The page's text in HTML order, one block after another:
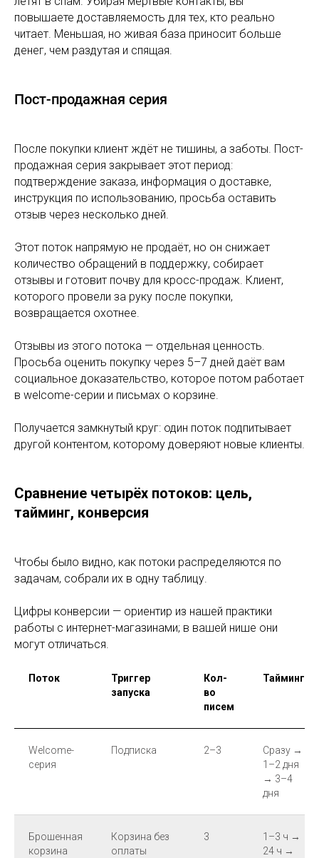
повышаете доставляемость для тех, кто реально
читает. Меньшая, но живая база приносит больше
денег, чем раздутая и спящая.
Пост-продажная серия
После покупки клиент ждёт не тишины, а заботы. Пост-
продажная серия закрывает этот период:
подтверждение заказа, информация о доставке,
инструкция по использованию, просьба оставить
отзыв через несколько дней.
Этот поток напрямую не продаёт, но он снижает
количество обращений в поддержку, собирает
отзывы и готовит почву для кросс-продаж. Клиент,
которого провели за руку после покупки,
возвращается охотнее.
Отзывы из этого потока — отдельная ценность.
Просьба оценить покупку через 5–7 дней даёт вам
социальное доказательство, которое потом работает
в welcome-серии и письмах о корзине.
Получается замкнутый круг: один поток подпитывает
другой контентом, которому доверяют новые клиенты.
Сравнение четырёх потоков: цель,
тайминг, конверсия
Чтобы было видно, как потоки распределяются по
задачам, собрали их в одну таблицу.
Цифры конверсии — ориентир из нашей практики
работы с интернет-магазинами; в вашей нише они
могут отличаться.
Поток
Триггер
запуска
Кол-
во
писем
Тайминг
Welcome-
серия
Подписка 2–3
Сразу →
1–2 дня
→ 3–4
дня
Брошенная
корзина
Корзина без
оплаты
3
1–3 ч →
24 ч →